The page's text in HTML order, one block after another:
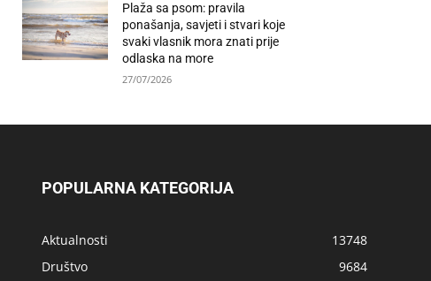
Plaža sa psom: pravila
ponašanja, savjeti i stvari koje
svaki vlasnik mora znati prije
odlaska na more
27/07/2026
POPULARNA KATEGORIJA
Aktualnosti
13748
Društvo
9684